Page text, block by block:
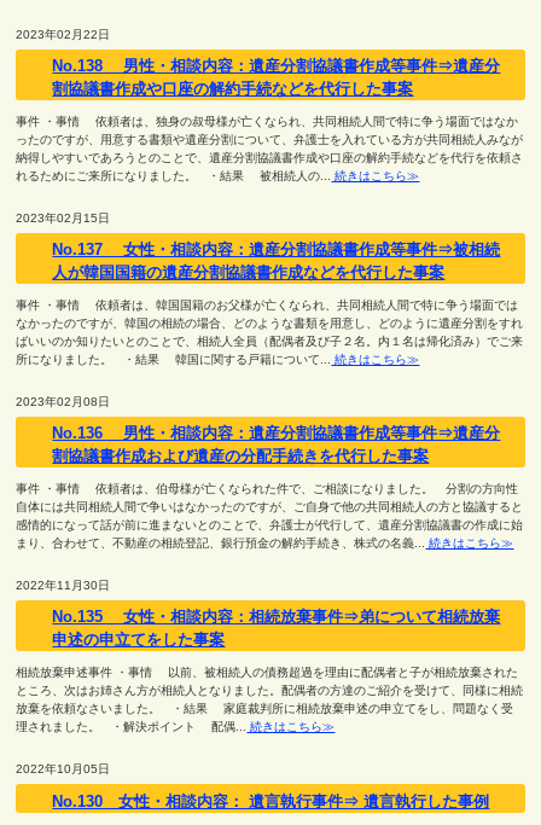
2023年02月22日
No.138 男性・相談内容：遺産分割協議書作成等事件⇒遺産分
割協議書作成や口座の解約手続などを代行した事案
事件 ・事情 依頼者は、独身の叔母様が亡くなられ、共同相続人間で特に争う場面ではなか
ったのですが、用意する書類や遺産分割について、弁護士を入れている方が共同相続人みなが
納得しやすいであろうとのことで、遺産分割協議書作成や口座の解約手続などを代行を依頼さ
れるためにご来所になりました。 ・結果 被相続人の...
続きはこちら≫
2023年02月15日
No.137 女性・相談内容：遺産分割協議書作成等事件⇒被相続
人が韓国国籍の遺産分割協議書作成などを代行した事案
事件 ・事情 依頼者は、韓国国籍のお父様が亡くなられ、共同相続人間で特に争う場面では
なかったのですが、韓国の相続の場合、どのような書類を用意し、どのように遺産分割をすれ
ばいいのか知りたいとのことで、相続人全員（配偶者及び子２名。内１名は帰化済み）でご来
所になりました。 ・結果 韓国に関する戸籍について...
続きはこちら≫
2023年02月08日
No.136 男性・相談内容：遺産分割協議書作成等事件⇒遺産分
割協議書作成および遺産の分配手続きを代行した事案
事件 ・事情 依頼者は、伯母様が亡くなられた件で、ご相談になりました。 分割の方向性
自体には共同相続人間で争いはなかったのですが、ご自身で他の共同相続人の方と協議すると
感情的になって話が前に進まないとのことで、弁護士が代行して、遺産分割協議書の作成に始
まり、合わせて、不動産の相続登記、銀行預金の解約手続き、株式の名義...
続きはこちら≫
2022年11月30日
No.135 女性・相談内容：相続放棄事件⇒弟について相続放棄
申述の申立てをした事案
相続放棄申述事件 ・事情 以前、被相続人の債務超過を理由に配偶者と子が相続放棄された
ところ、次はお姉さん方が相続人となりました。配偶者の方達のご紹介を受けて、同様に相続
放棄を依頼なさいました。 ・結果 家庭裁判所に相続放棄申述の申立てをし、問題なく受
理されました。 ・解決ポイント 配偶... 続きはこちら≫
2022年10月05日
No.130 女性・相談内容： 遺言執行事件⇒ 遺言執行した事例